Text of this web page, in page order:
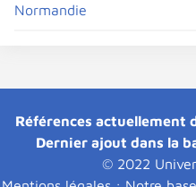
Normandie
Références actuellement
Dernier ajout dans la
© 2022